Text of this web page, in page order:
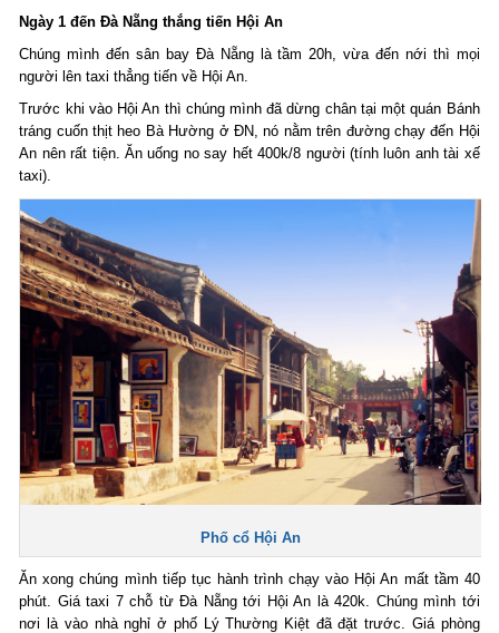
Ngày 1 đến Đà Nẵng thắng tiến Hội An
Chúng mình đến sân bay Đà Nẵng là tầm 20h, vừa đến nới thì mọi
người lên taxi thẳng tiến về Hội An.
Trước khi vào Hội An thì chúng mình đã dừng chân tại một quán Bánh
tráng cuốn thịt heo Bà Hường ở ĐN, nó nằm trên đường chạy đến Hội
An nên rất tiện. Ăn uống no say hết 400k/8 người (tính luôn anh tài xế
taxi).
Phố cổ Hội An
Ăn xong chúng mình tiếp tục hành trình chạy vào Hội An mất tầm 40
phút. Giá taxi 7 chỗ từ Đà Nẵng tới Hội An là 420k. Chúng mình tới
nơi là vào nhà nghỉ ở phố Lý Thường Kiệt đã đặt trước. Giá phòng